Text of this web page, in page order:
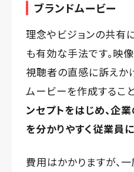
ブランドムービー
理念やビジョンの共有
も有効な手法です。映
視聴者の直感に訴えか
ムービーを作成すること
ンセプトをはじめ、企
を分かりやすく従業員
費用はかかりますが、